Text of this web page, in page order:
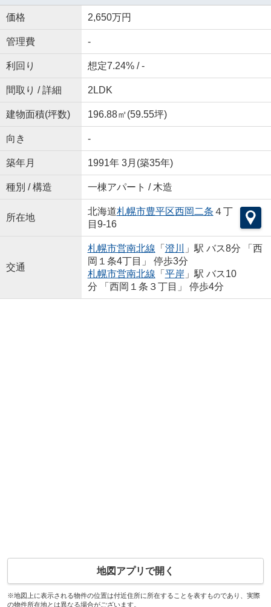
価格 2,650万円
管理費 -
利回り 想定7.24% / -
間取り / 詳細 2LDK
建物面積(坪数) 196.88㎡(59.55坪)
向き -
築年月 1991年 3月(築35年)
種別 / 構造 一棟アパート / 木造
所在地
北海道札幌市豊平区西岡二条 ４丁
目9-16
交通
札幌市営南北線 「 澄川
」駅 バス8分 「西
岡１条4丁目」 停歩3分
札幌市営南北線 「 平岸 」駅 バス10
分 「西岡１条３丁目」 停歩4分
地図アプリで開く
※地図上に表示される物件の位置は付近住所に所在することを表すものであり、実際
の物件所在地とは異なる場合がございます。